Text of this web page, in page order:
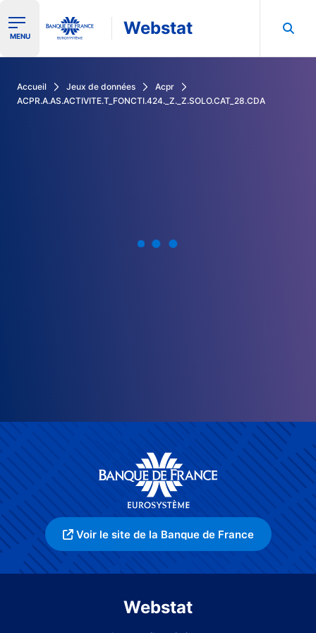
Ouvrir le menu de navigation
MENU Webstat
Accueil Jeux de données
Acpr
ACPR.A.AS.ACTIVITE.T_FONCTI.424._Z._Z.SOLO.CAT_28.CDA
Voir le site de la Banque de France
Webstat